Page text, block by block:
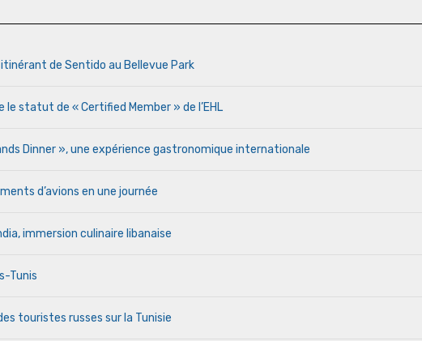
de Sentido au Bellevue Park
le statut de « Certified Member » de l’EHL
Dinner », une expérience gastronomique internationale
d’avions en une journée
immersion culinaire libanaise
Tunis
touristes russes sur la Tunisie